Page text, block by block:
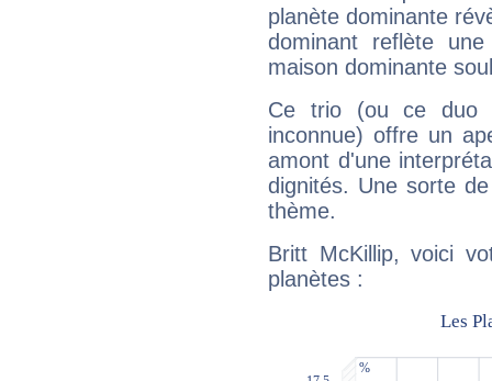
planète dominante
dominant reflète
maison dominante
Ce trio (ou ce duo
inconnue) offre un
amont d'une
dignités. Une sorte
thème.
Britt McKillip, voici
planètes :